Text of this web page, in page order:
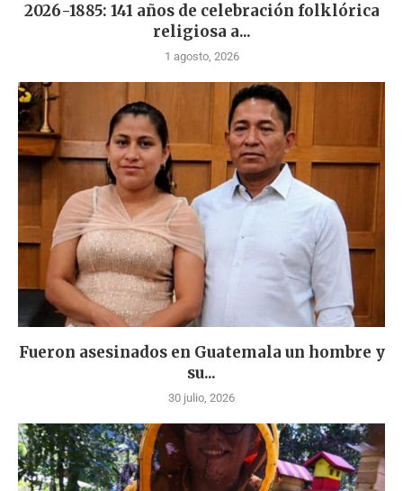
2026-1885: 141 años de celebración folklórica
religiosa a...
1 agosto, 2026
Fueron asesinados en Guatemala un hombre y
su...
30 julio, 2026